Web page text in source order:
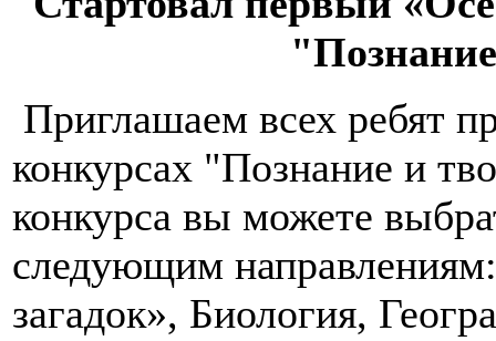
Приглашаем всех ребят
конкурсах "Познание и
конкурса вы можете
следующим
загадок», Биология,